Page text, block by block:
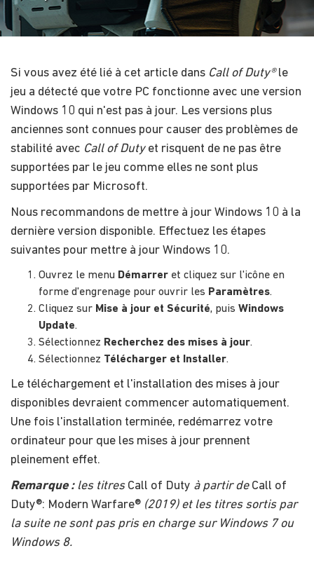
Si vous avez été lié à cet article dans Call of Duty®le
jeu a détecté que votre PC fonctionne avec une version
Windows 10 qui n'est pas à jour. Les versions plus
anciennes sont connues pour causer des problèmes de
stabilité avec Call of Dutyet risquent de ne pas être
supportées par le jeu comme elles ne sont plus
supportées par Microsoft.
Nous recommandons de mettre à jour Windows 10 à la
dernière version disponible. Effectuez les étapes
suivantes pour mettre à jour Windows 10.
Ouvrez le menu Démarrer et cliquez sur l'icône en
forme d'engrenage pour ouvrir les Paramètres.
Cliquez sur Mise à jour et Sécurité, puis Windows
Update.
Sélectionnez Recherchez des mises à jour.
Sélectionnez Télécharger et Installer.
Le téléchargement et l'installation des mises à jour
disponibles devraient commencer automatiquement.
Une fois l'installation terminée, redémarrez votre
ordinateur pour que les mises à jour prennent
pleinement effet.
Remarque :les titres Call of Duty à partir de Call of
Duty®: Modern Warfare® (2019) et les titres sortis par
la suite ne sont pas pris en charge sur Windows 7 ou
Windows 8.